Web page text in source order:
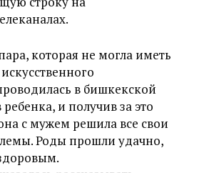
которая не могла иметь
в бишкекской
и получив за это
с мужем решила все свои
Роды прошли удачно,